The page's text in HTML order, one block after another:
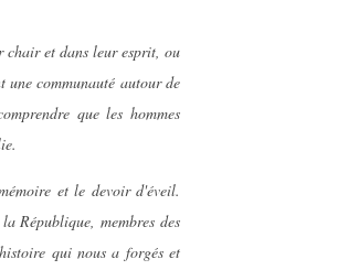
chair et dans leur esprit, ou
une communauté autour de
que les hommes
et le devoir d'éveil.
République, membres des
qui nous a forgés et